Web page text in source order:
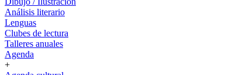
Análisis literario
Lenguas
Clubes de lectura
Talleres anuales
Agenda
+